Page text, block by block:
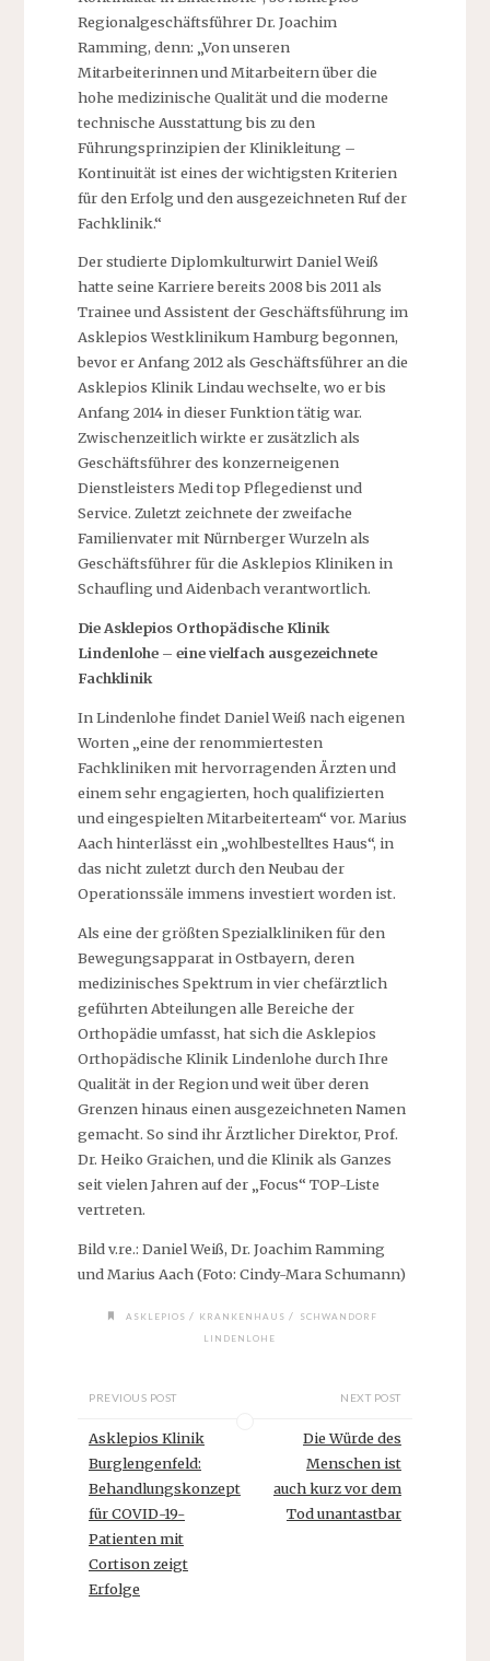
Regionalgeschäftsführer Dr. Joachim
Ramming, denn: „Von unseren
Mitarbeiterinnen und Mitarbeitern über die
hohe medizinische Qualität und die moderne
technische Ausstattung bis zu den
Führungsprinzipien der Klinikleitung –
Kontinuität ist eines der wichtigsten Kriterien
für den Erfolg und den ausgezeichneten Ruf der
Fachklinik.“
Der studierte Diplomkulturwirt Daniel Weiß
hatte seine Karriere bereits 2008 bis 2011 als
Trainee und Assistent der Geschäftsführung im
Asklepios Westklinikum Hamburg begonnen,
bevor er Anfang 2012 als Geschäftsführer an die
Asklepios Klinik Lindau wechselte, wo er bis
Anfang 2014 in dieser Funktion tätig war.
Zwischenzeitlich wirkte er zusätzlich als
Geschäftsführer des konzerneigenen
Dienstleisters Medi top Pflegedienst und
Service. Zuletzt zeichnete der zweifache
Familienvater mit Nürnberger Wurzeln als
Geschäftsführer für die Asklepios Kliniken in
Schaufling und Aidenbach verantwortlich.
Die Asklepios Orthopädische Klinik
Lindenlohe – eine vielfach ausgezeichnete
Fachklinik
In Lindenlohe findet Daniel Weiß nach eigenen
Worten „eine der renommiertesten
Fachkliniken mit hervorragenden Ärzten und
einem sehr engagierten, hoch qualifizierten
und eingespielten Mitarbeiterteam“ vor. Marius
Aach hinterlässt ein „wohlbestelltes Haus“, in
das nicht zuletzt durch den Neubau der
Operationssäle immens investiert worden ist.
Als eine der größten Spezialkliniken für den
Bewegungsapparat in Ostbayern, deren
medizinisches Spektrum in vier chefärztlich
geführten Abteilungen alle Bereiche der
Orthopädie umfasst, hat sich die Asklepios
Orthopädische Klinik Lindenlohe durch Ihre
Qualität in der Region und weit über deren
Grenzen hinaus einen ausgezeichneten Namen
gemacht. So sind ihr Ärztlicher Direktor, Prof.
Dr. Heiko Graichen, und die Klinik als Ganzes
seit vielen Jahren auf der „Focus“ TOP-Liste
vertreten.
Bild v.re.: Daniel Weiß, Dr. Joachim Ramming
und Marius Aach (Foto: Cindy-Mara Schumann)
ASKLEPIOS / KRANKENHAUS /
SCHWANDORF
LINDENLOHE
PREVIOUS POST
Asklepios Klinik
Burglengenfeld:
Behandlungskonzept
für COVID-19-
Patienten mit
Cortison zeigt
Erfolge
NEXT POST
Die Würde des
Menschen ist
auch kurz vor dem
Tod unantastbar